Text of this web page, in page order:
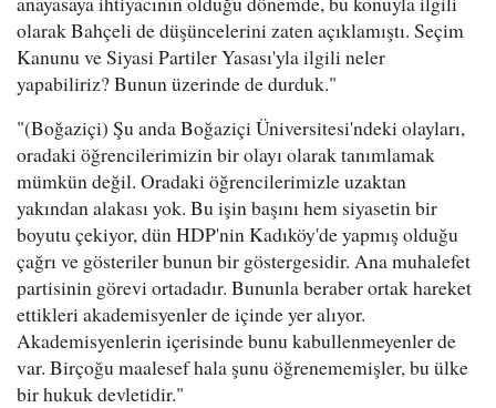
olarak Bahçeli de düşüncelerini zaten açıklamıştı. Seçim
Kanunu ve Siyasi Partiler Yasası'yla ilgili neler
yapabiliriz? Bunun üzerinde de durduk."
"(Boğaziçi) Şu anda Boğaziçi Üniversitesi'ndeki olayları,
oradaki öğrencilerimizin bir olayı olarak tanımlamak
mümkün değil. Oradaki öğrencilerimizle uzaktan
yakından alakası yok. Bu işin başını hem siyasetin bir
boyutu çekiyor, dün HDP'nin Kadıköy'de yapmış olduğu
çağrı ve gösteriler bunun bir göstergesidir. Ana muhalefet
partisinin görevi ortadadır. Bununla beraber ortak hareket
ettikleri akademisyenler de içinde yer alıyor.
Akademisyenlerin içerisinde bunu kabullenmeyenler de
var. Birçoğu maalesef hala şunu öğrenememişler, bu ülke
bir hukuk devletidir."